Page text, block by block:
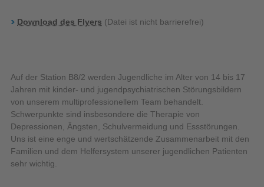
Download des Flyers (Datei ist nicht barrierefrei)
Auf der Station B8/2 werden Jugendliche im Alter von 14 bis 17
Jahren mit kinder- und jugendpsychiatrischen Störungsbildern
von unserem multiprofessionellem Team behandelt.
Schwerpunkte sind insbesondere die Therapie von
Depressionen, Ängsten, Schulvermeidung und Essstörungen.
Uns ist eine enge und wertschätzende Zusammenarbeit mit den
Familien und dem Helfersystem unserer jugendlichen Patienten
sehr wichtig.